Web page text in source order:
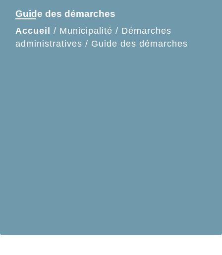
Guide des démarches
Accueil / Municipalité / Démarches
administratives / Guide des démarches